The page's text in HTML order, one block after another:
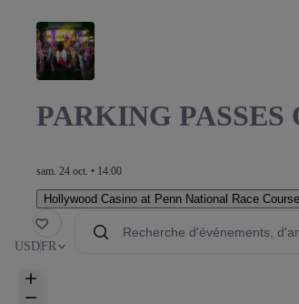
PARKING
sam. 24 oct. • 14:00
Hollywood Casino at Penn National Race
USD FR